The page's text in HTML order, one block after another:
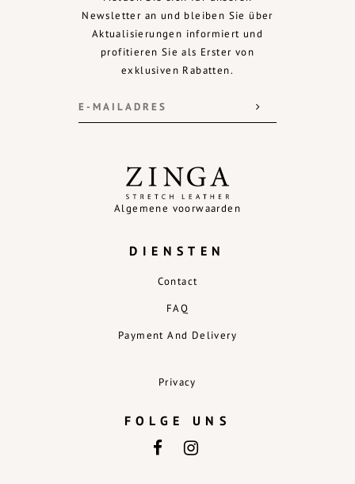
Algemene voorwaarden
DIENSTEN
Contact
FAQ
Payment And Delivery
Privacy
FOLGE UNS
Newsletter an und bleiben Sie über
Aktualisierungen informiert und
profitieren Sie als Erster von
exklusiven Rabatten.